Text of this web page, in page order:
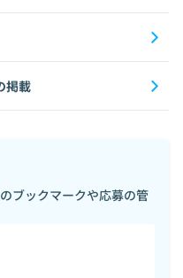
掲載
ブックマークや応募の管